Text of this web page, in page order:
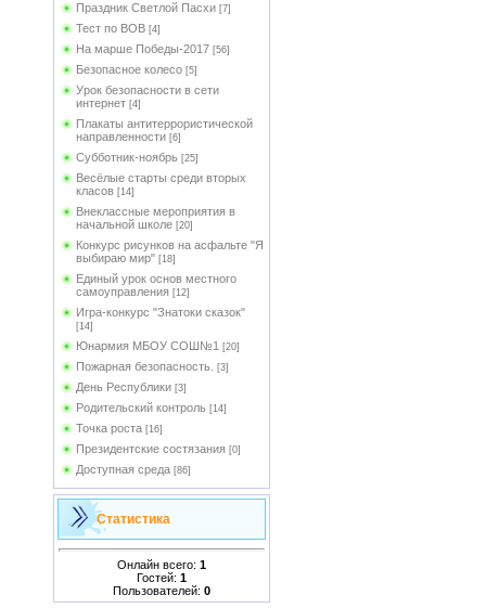
Праздник Светлой Пасхи [7]
Тест по ВОВ [4]
На марше Победы-2017 [56]
Безопасное колесо [5]
Урок безопасности в сети
интернет [4]
Плакаты антитеррористической
направленности [6]
Субботник-ноябрь [25]
Весёлые старты среди вторых
класов [14]
Внеклассные мероприятия в
начальной школе [20]
Конкурс рисунков на асфальте "Я
выбираю мир" [18]
Единый урок основ местного
самоуправления [12]
Игра-конкурс "Знатоки сказок"
[14]
Юнармия МБОУ СОШ№1 [20]
Пожарная безопасность. [3]
День Республики [3]
Родительский контроль [14]
Точка роста [16]
Президентские состязания [0]
Доступная среда [86]
Статистика
Онлайн всего: 1
Гостей: 1
Пользователей: 0